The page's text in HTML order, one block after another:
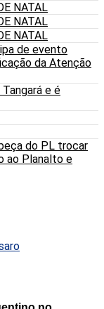
NATAL
NATAL
NATAL
de evento
da Atenção
e é
do PL trocar
ao Planalto e